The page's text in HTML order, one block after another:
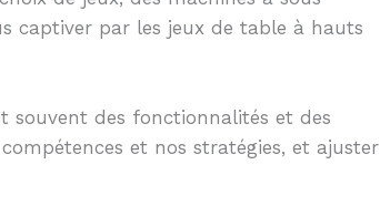
captiver par les jeux de table à hauts
souvent des fonctionnalités et des
et nos stratégies, et ajuster